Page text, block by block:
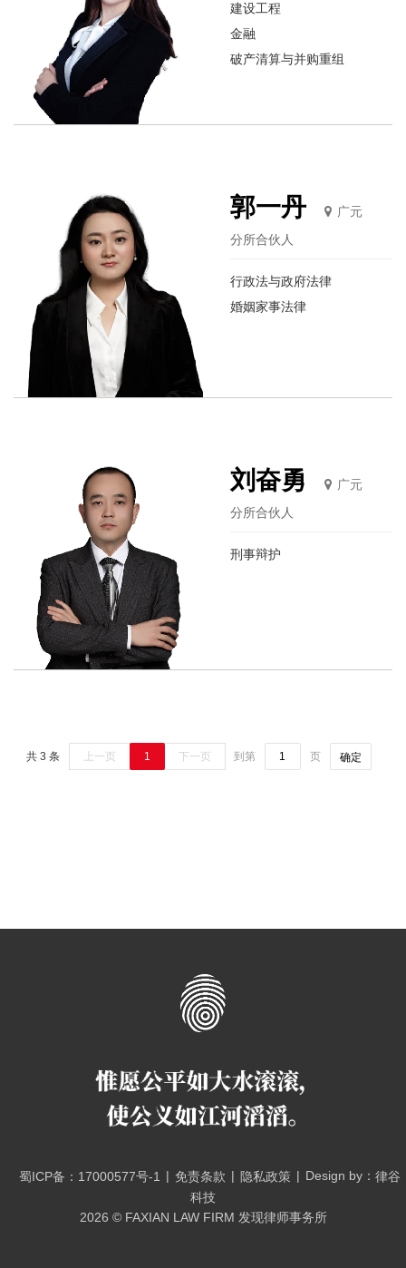
建设工程
金融
破产清算与并购重组
郭一丹
广元
分所合伙人
行政法与政府法律
婚姻家事法律
刘奋勇
广元
分所合伙人
刑事辩护
共 3 条 上一页 1 下一页 到第 页 确定
蜀ICP备：17000577号-1 | 免责条款 | 隐私政策 | Design by： 律谷
科技
2026 © FAXIAN LAW FIRM 发现律师事务所